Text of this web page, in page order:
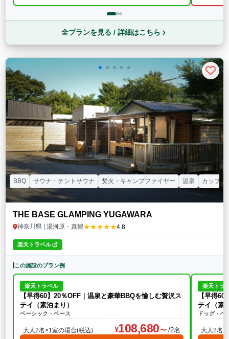
全プランを見る / 詳細はこちら
THE BASE GLAMPING YUGAWARA
神奈川県 | 湯河原・真鶴★★★★★4.8
BBQ サウナ・テントサウナ 焚火・キャンプファイヤー 温泉 カップル
楽天トラベル
この施設のプラン例
楽天トラベル
【早得60】20％OFF｜温泉と豪華BBQを愉しむ贅沢ス
テイ（素泊まり）
ベーシック・ベース
大人2名×1室の場合(税込) 108,680 /2名
楽天トラ
【早得
テイ（素
ドッグ・ベ
大人2名